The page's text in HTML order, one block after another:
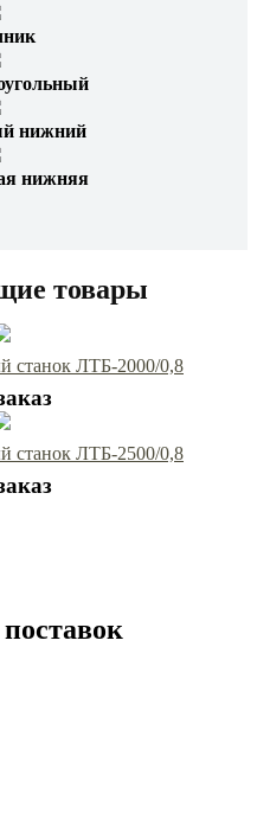
нижний
нижняя
товары
станок ЛТБ-2000/0,8
станок ЛТБ-2500/0,8